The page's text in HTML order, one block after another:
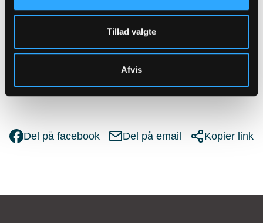
Tillad valgte
Afvis
Ikke lange forklaringer, men et par linjer, der
hjælper os med at stoppe op, mærke efter og
finde et lille fokus midt i alt det praktiske, der
Del på facebook Del på email Kopier link